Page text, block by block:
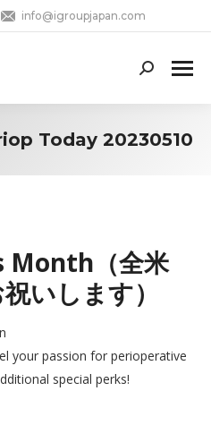
info@igroupjapan.com
Search:
Today 20230510
Month（全米
いします）
your passion for perioperative
special perks!